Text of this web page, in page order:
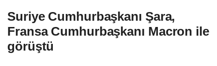
Suriye Cumhurbaşkanı Şara,
Fransa Cumhurbaşkanı Macron ile
görüştü